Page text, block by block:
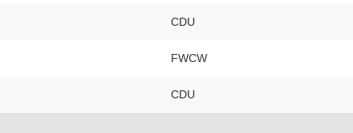
CDU
FWCW
CDU